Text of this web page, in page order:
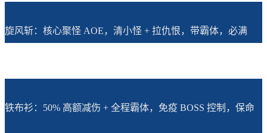
旋风斩：核心聚怪 AOE，清小怪 + 拉仇恨，带霸体，必满
铁布衫：50% 高额减伤 + 全程霸体，免疫 BOSS 控制，保命